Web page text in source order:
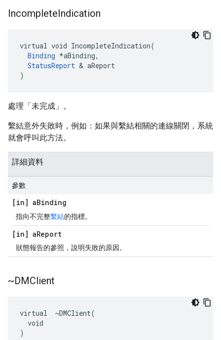
IncompleteIndication
virtual void IncompleteIndication(
Binding *aBinding,
StatusReport & aReport
)
處理「未完成」。
繫結意外失敗時，例如：如果與繫結相關的連線關閉，系統
就會呼叫此方法。
詳細資料
參數
[in] aBinding
指向不完整繫結的指標。
[in] aReport
狀態報告的參照，說明失敗的原因。
~DMClient
virtual  ~DMClient(
  void
)